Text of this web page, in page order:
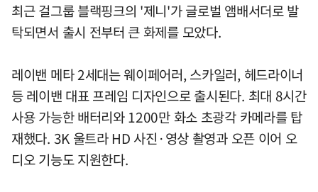
최근 걸그룹 블랙핑크의 '제니'가 글로벌 앰배서더로 발
탁되면서 출시 전부터 큰 화제를 모았다.
레이밴 메타 2세대는 웨이페어러, 스카일러, 헤드라이너
등 레이밴 대표 프레임 디자인으로 출시된다. 최대 8시간
사용 가능한 배터리와 1200만 화소 초광각 카메라를 탑
재했다. 3K 울트라 HD 사진·영상 촬영과 오픈 이어 오
디오 기능도 지원한다.